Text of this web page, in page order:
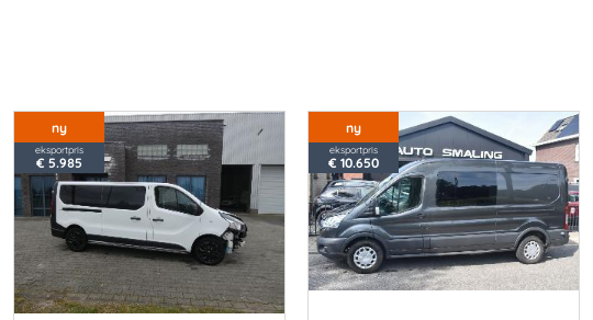
ny
eksportpris
€ 5.985
ny
eksportpris
€ 10.650